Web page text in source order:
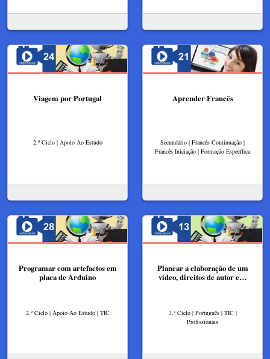
Viagem por Portugal
2.º Ciclo | Apoio Ao Estudo
Aprender Francês
Secundário | Francês Continuação |
Francês Iniciação | Formação Específica
Programar com artefactos em
placa de Arduino
2.º Ciclo | Apoio Ao Estudo | TIC
Planear a elaboração de um
vídeo, direitos de autor e…
3.º Ciclo | Português | TIC |
Profissionais